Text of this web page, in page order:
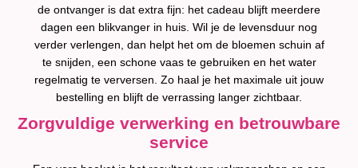
de ontvanger is dat extra fijn: het cadeau blijft meerdere
dagen een blikvanger in huis. Wil je de levensduur nog
verder verlengen, dan helpt het om de bloemen schuin af
te snijden, een schone vaas te gebruiken en het water
regelmatig te verversen. Zo haal je het maximale uit jouw
bestelling en blijft de verrassing langer zichtbaar.
Zorgvuldige verwerking en betrouwbare
service